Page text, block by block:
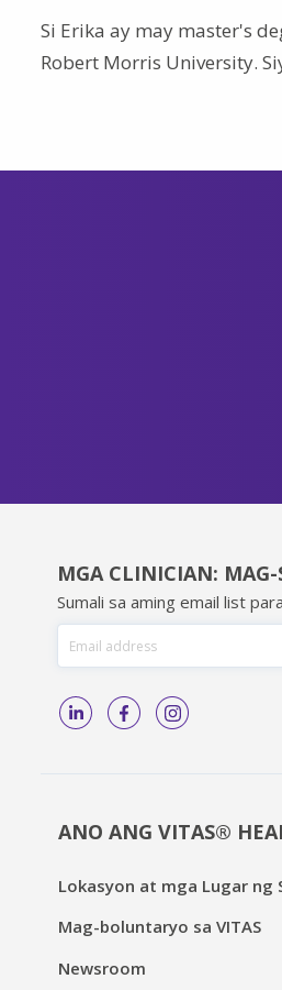
Si Erika ay may master's
Robert Morris University.
MGA CLINICIAN:
Sumali sa aming email list
ANO ANG VITAS®
Lokasyon at mga Lugar ng
Mag-boluntaryo sa VITAS
Newsroom